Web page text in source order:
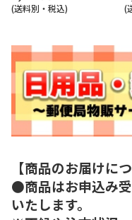
(送料別・税込) (
【商品のお届けにつ
●商品はお申込み
いたします。